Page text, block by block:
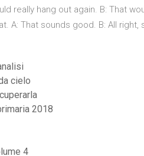
really hang out again. B: That
A: That sounds good. B: All right,
cielo
2018
4